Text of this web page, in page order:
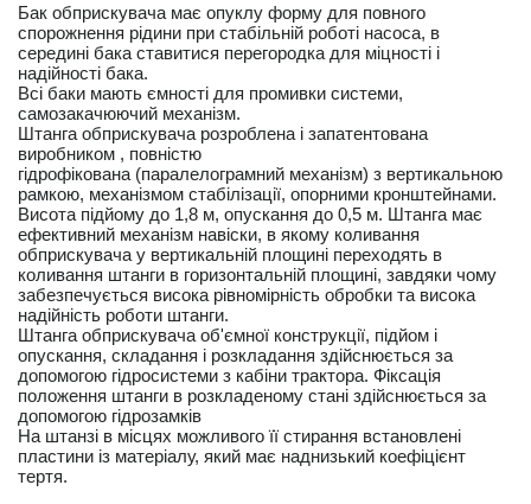
Бак обприскувача має опуклу форму для повного
спорожнення рідини при стабільній роботі насоса, в
середині бака ставитися перегородка для міцності і
надійності бака.
Всі баки мають ємності для промивки системи,
самозакачюючий механізм.
Штанга обприскувача розроблена і запатентована
виробником , повністю
гідрофікована (паралелограмний механізм) з вертикальною
рамкою, механізмом стабілізації, опорними кронштейнами.
Висота підйому до 1,8 м, опускання до 0,5 м. Штанга має
ефективний механізм навіски, в якому коливання
обприскувача у вертикальній площині переходять в
коливання штанги в горизонтальній площині, завдяки чому
забезпечується висока рівномірність обробки та висока
надійність роботи штанги.
Штанга обприскувача об'ємної конструкції, підйом і
опускання, складання і розкладання здійснюється за
допомогою гідросистеми з кабіни трактора. Фіксація
положення штанги в розкладеному стані здійснюється за
допомогою гідрозамків
На штанзі в місцях можливого її стирання встановлені
пластини із матеріалу, який має наднизький коефіцієнт
тертя.